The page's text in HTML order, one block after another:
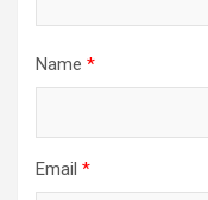
Name *
Email *